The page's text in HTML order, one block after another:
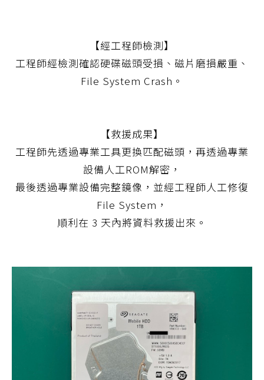
【經工程師檢測】
工程師經檢測確認硬碟磁頭受損、磁片磨損嚴重、
File System Crash。
【救援成果】
工程師先透過專業工具更換匹配磁頭，再透過專業
設備人工ROM解密，
最後透過專業設備完整鏡像，並經工程師人工修復
File System，
順利在 3 天內將資料救援出來。